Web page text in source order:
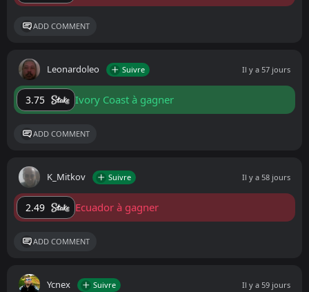
ADD COMMENT
Leonardoleo Suivre Il y a 57 jours
3.75 Ivory Coast à gagner
ADD COMMENT
K_Mitkov Suivre Il y a 58 jours
2.49 Ecuador à gagner
ADD COMMENT
Ycnex Suivre Il y a 59 jours